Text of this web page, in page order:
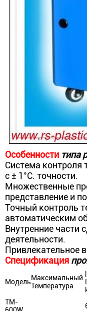
Особенности типа
Система
с ± 1°C. точности.
Множественные
представление и
Точный контроль
автоматическим
Внутренние части
деятельности.
Привлекательное
Спецификация
МодельМаксимальный.
Температура
TM-